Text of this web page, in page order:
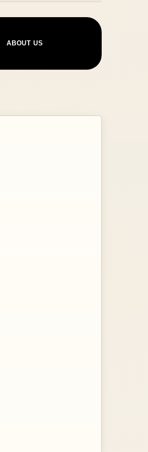
ABOUT US